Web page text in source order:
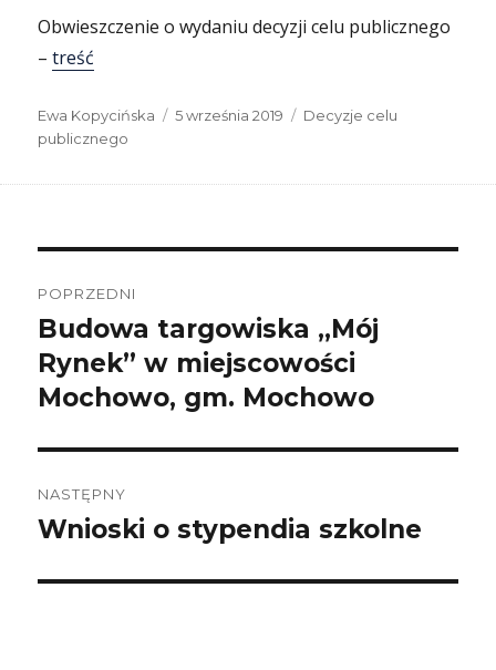
Obwieszczenie o wydaniu decyzji celu publicznego
–treść
Autor
Ewa Kopycińska
Data
5 września 2019 Kategorie
Decyzje celu
publicznego
wpisu
POPRZEDNI
Poprzedni
wpis:
Budowa targowiska „Mój
Rynek” w miejscowości
Mochowo, gm. Mochowo
NASTĘPNY
Następny
Wnioski o stypendia szkolne